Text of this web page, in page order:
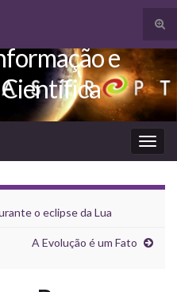
e
o eclipse da Lua
A Evolução é um Fato